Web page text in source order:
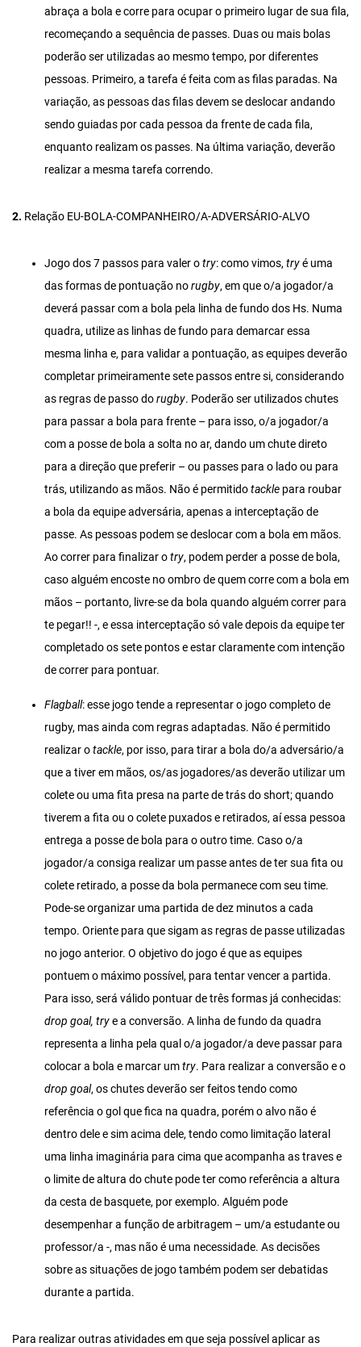
abraça a bola e corre para ocupar o primeiro lugar de sua fila,
recomeçando a sequência de passes. Duas ou mais bolas
poderão ser utilizadas ao mesmo tempo, por diferentes
pessoas. Primeiro, a tarefa é feita com as filas paradas. Na
variação, as pessoas das filas devem se deslocar andando
sendo guiadas por cada pessoa da frente de cada fila,
enquanto realizam os passes. Na última variação, deverão
realizar a mesma tarefa correndo.
2. Relação EU-BOLA-COMPANHEIRO/A-ADVERSÁRIO-ALVO
Jogo dos 7 passos para valer otry: como vimos,tryé uma
das formas de pontuação norugby, em que o/a jogador/a
deverá passar com a bola pela linha de fundo dos Hs. Numa
quadra, utilize as linhas de fundo para demarcar essa
mesma linha e, para validar a pontuação, as equipes deverão
completar primeiramente sete passos entre si, considerando
as regras de passo dorugby. Poderão ser utilizados chutes
para passar a bola para frente – para isso, o/a jogador/a
com a posse de bola a solta no ar, dando um chute direto
para a direção que preferir – ou passes para o lado ou para
trás, utilizando as mãos. Não é permitidotackle para roubar
a bola da equipe adversária, apenas a interceptação de
passe. As pessoas podem se deslocar com a bola em mãos.
Ao correr para finalizar otry, podem perder a posse de bola,
caso alguém encoste no ombro de quem corre com a bola em
mãos – portanto, livre-se da bola quando alguém correr para
te pegar!! -, e essa interceptação só vale depois da equipe ter
completado os sete pontos e estar claramente com intenção
de correr para pontuar.
Flagball: esse jogo tende a representar o jogo completo de
rugby, mas ainda com regras adaptadas. Não é permitido
realizar otackle, por isso, para tirar a bola do/a adversário/a
que a tiver em mãos, os/as jogadores/as deverão utilizar um
colete ou uma fita presa na parte de trás do short; quando
tiverem a fita ou o colete puxados e retirados, aí essa pessoa
entrega a posse de bola para o outro time. Caso o/a
jogador/a consiga realizar um passe antes de ter sua fita ou
colete retirado, a posse da bola permanece com seu time.
Pode-se organizar uma partida de dez minutos a cada
tempo. Oriente para que sigam as regras de passe utilizadas
no jogo anterior. O objetivo do jogo é que as equipes
pontuem o máximo possível, para tentar vencer a partida.
Para isso, será válido pontuar de três formas já conhecidas:
drop goal, trye a conversão. A linha de fundo da quadra
representa a linha pela qual o/a jogador/a deve passar para
colocar a bola e marcar umtry. Para realizar a conversão e o
drop goal, os chutes deverão ser feitos tendo como
referência o gol que fica na quadra, porém o alvo não é
dentro dele e sim acima dele, tendo como limitação lateral
uma linha imaginária para cima que acompanha as traves e
o limite de altura do chute pode ter como referência a altura
da cesta de basquete, por exemplo. Alguém pode
desempenhar a função de arbitragem – um/a estudante ou
professor/a -, mas não é uma necessidade. As decisões
sobre as situações de jogo também podem ser debatidas
durante a partida.
Para realizar outras atividades em que seja possível aplicar as